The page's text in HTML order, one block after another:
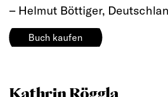
– Helmut Böttiger,
Buch kaufen
Kathrin Röggla